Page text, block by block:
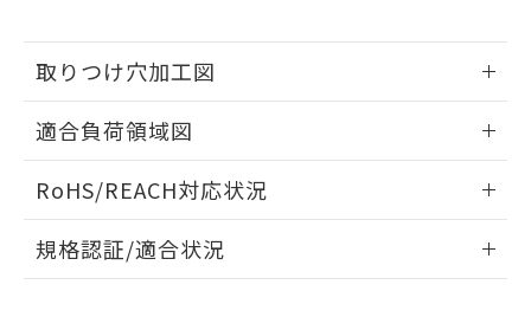
取りつけ穴加工図
適合負荷領域図
RoHS/REACH対応状況
EU RoHS 注意事項・凡例
規格認証/適合状況
の共同利用に関して"
の「1.共同利
用者の範囲」に記載されている法人を
指します。
るもので、過去に遡って非含有を証明する
ものではありません。
また、RoHS指令のフタル酸エステル類４
荷製品に未対応品が混在することから備考
欄に対応日を記載しておりました。
既に当社にて対応品への在庫切替を完了
していることから、特段のことがない限
り、2022年1月12日より割愛しておりま